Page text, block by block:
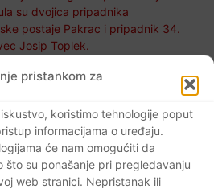
pristankom za
koristimo tehnologije poput
informacijama o uređaju.
će nam omogućiti da
su ponašanje pri pregledavanju
web stranici. Nepristanak ili
travnja 1994. godine,
Pakraca poginula
Interventnog voda
i pripadnik 34.
Čakovec Josip Toplek.